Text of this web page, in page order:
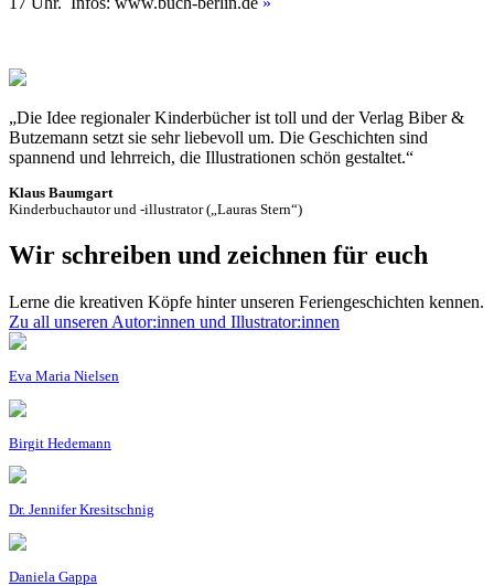
„Die Idee regionaler Kinderbücher ist toll und der Verlag Biber &
Butzemann setzt sie sehr liebevoll um. Die Geschichten sind
spannend und lehrreich, die Illustrationen schön gestaltet.“
Klaus Baumgart
Kinderbuchautor und -illustrator („Lauras Stern“)
Wir schreiben und zeichnen für euch
Lerne die kreativen Köpfe hinter unseren Feriengeschichten kennen.
Zu all unseren Autor:innen und Illustrator:innen
Eva Maria Nielsen
Birgit Hedemann
Dr. Jennifer Kresitschnig
Daniela Gappa